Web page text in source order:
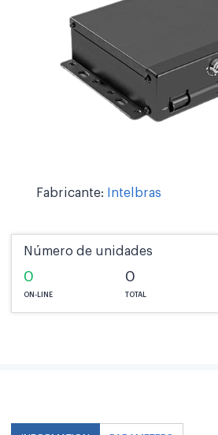
Fabricante: Intelbras
Número de unidades
0
ON-LINE
0
TOTAL